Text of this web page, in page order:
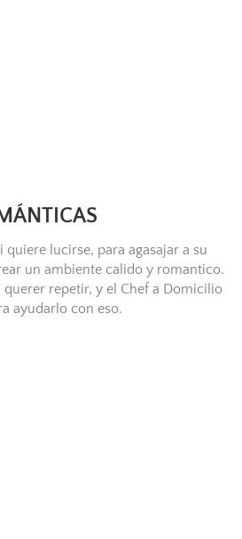
quiere lucirse, para agasajar a su
un ambiente calido y romantico.
repetir, y el Chef a Domicilio
ayudarlo con eso.